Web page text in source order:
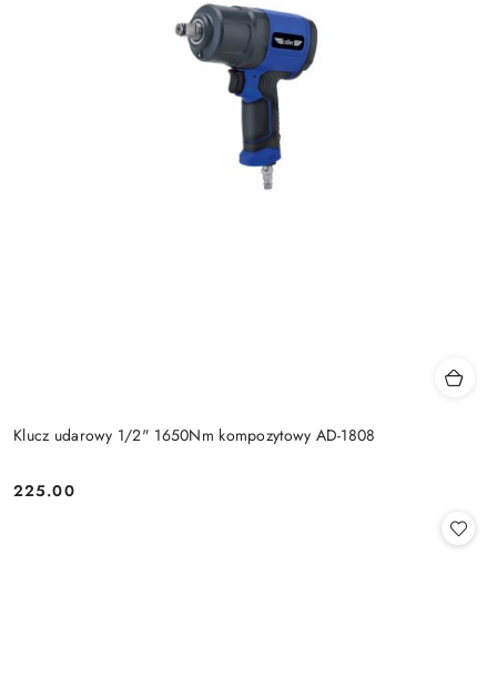
Klucz udarowy 1/2" 1650Nm kompozytowy AD-1808
Cena:
225.00